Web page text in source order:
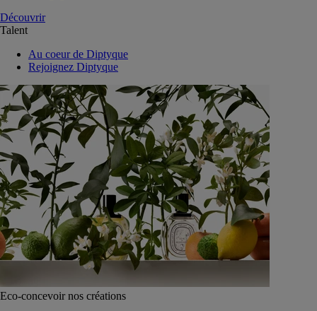
Découvrir
Talent
Au coeur de Diptyque
Rejoignez Diptyque
Eco-concevoir nos créations